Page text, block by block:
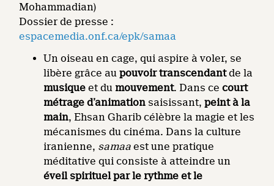
Mohammadian)
Dossier de presse :
espacemedia.onf.ca/epk/samaa
Un oiseau en cage, qui aspire à voler, se
libère grâce aupouvoir transcendantde la
musique et du mouvement. Dans cecourt
métrage d’animation saisissant,peint à la
main, Ehsan Gharib célèbre la magie et les
mécanismes du cinéma. Dans la culture
iranienne, samaaest une pratique
méditative qui consiste à atteindre un
éveil spirituel par le rythme et le